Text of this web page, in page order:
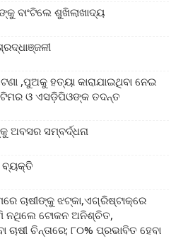
ବାଂଟିଲେ ଶୁଖିଲାଖାଦ୍ୟ
,ପୁଅକୁ ହତ୍ୟା କାରାଯାଇଥିବା ନେଇ
ଓ ଏସଡ଼ିପିଓଙ୍କ ତଦନ୍ତ
ଅବସର ସମ୍ବର୍ଦ୍ଧନା
ବ୍ୟକ୍ତି
ଚାଷୀଙ୍କୁ ଝଟ୍‌କା,ଏଗ୍ରିଷ୍ଟାକ୍‌ରେ
ନଥିଲେ ଟୋକନ ଅନିଶ୍ଚିତ,
ଚିନ୍ତାରେ; ୮୦% ପ୍ରଭାବିତ ହେବା